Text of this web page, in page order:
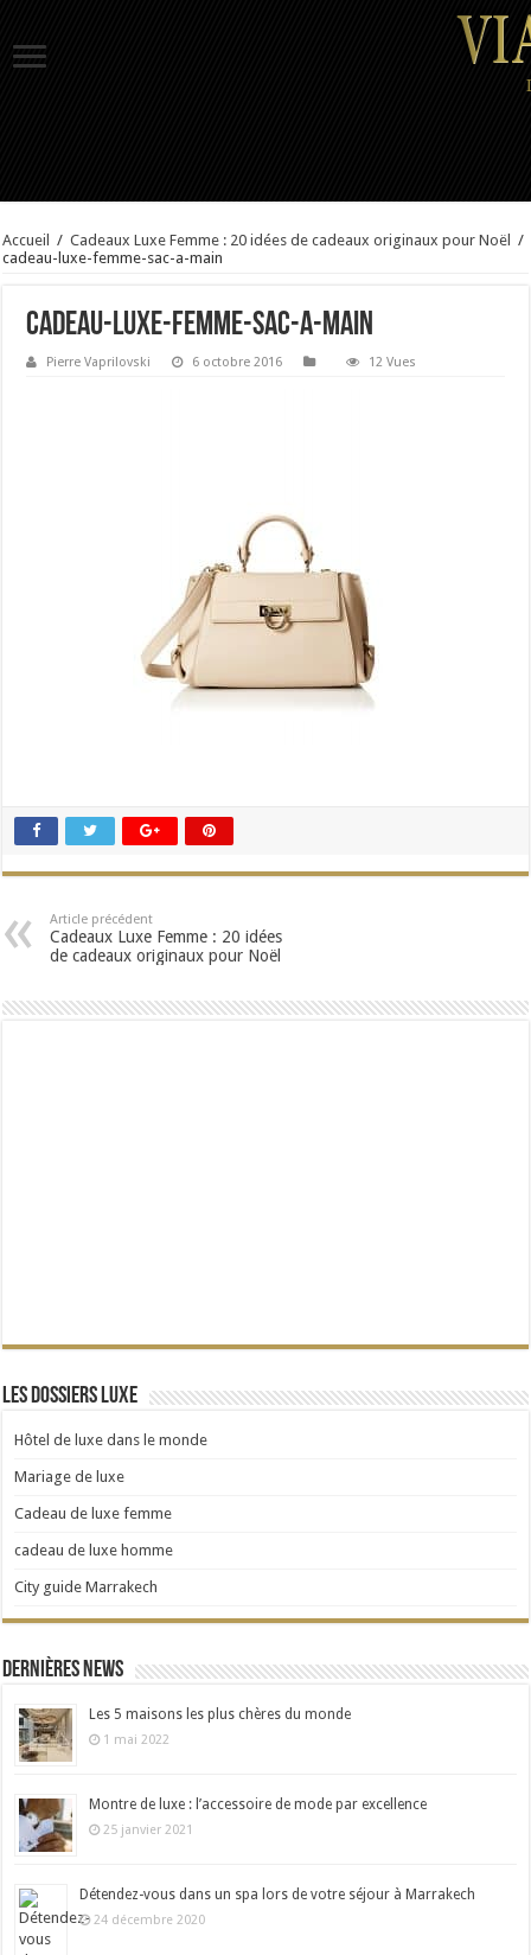
Accueil / Cadeaux Luxe Femme : 20 idées de cadeaux originaux pour Noël
/
cadeau-luxe-femme-sac-a-main
cadeau-luxe-femme-sac-a-main
Pierre Vaprilovski 6 octobre 2016 12 Vues
Article précédent
Cadeaux Luxe Femme : 20 idées
de cadeaux originaux pour Noël
Les dossiers Luxe
Hôtel de luxe dans le monde
Mariage de luxe
Cadeau de luxe femme
cadeau de luxe homme
City guide Marrakech
Dernières news
Les 5 maisons les plus chères du monde
1 mai 2022
Montre de luxe : l’accessoire de mode par excellence
25 janvier 2021
Détendez-vous dans un spa lors de votre séjour à Marrakech
24 décembre 2020